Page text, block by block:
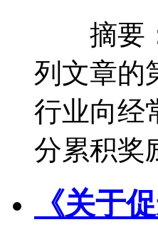
摘要：
列文章的
行业向经
分累积奖
《关于